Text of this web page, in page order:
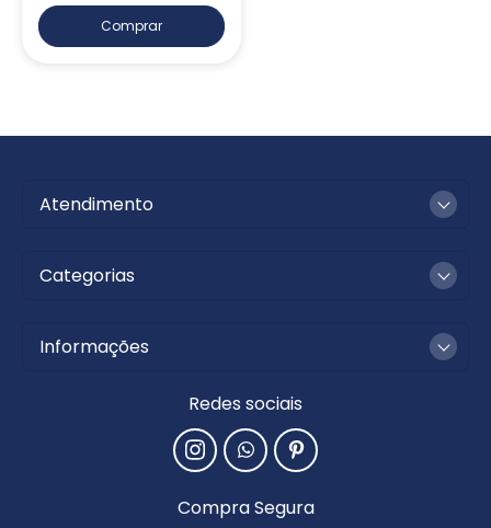
Comprar
Categorias
Informações
Compra Segura
Atendimento
Redes sociais